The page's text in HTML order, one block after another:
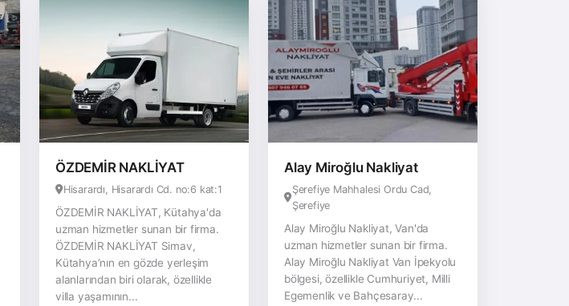
ÖZDEMİR NAKLİYAT
Hisarardı, Hisarardı Cd. no:6 kat:1
ÖZDEMİR NAKLİYAT, Kütahya'da
uzman hizmetler sunan bir firma.
ÖZDEMİR NAKLİYAT Simav,
Kütahya’nın en gözde yerleşim
alanlarından biri olarak, özellikle
villa yaşamının...
Alay Miroğlu Nakliyat
Şerefiye Mahhalesi Ordu Cad,
Şerefiye
Alay Miroğlu Nakliyat, Van'da
uzman hizmetler sunan bir firma.
Alay Miroğlu Nakliyat Van İpekyolu
bölgesi, özellikle Cumhuriyet, Milli
Egemenlik ve Bahçesaray...